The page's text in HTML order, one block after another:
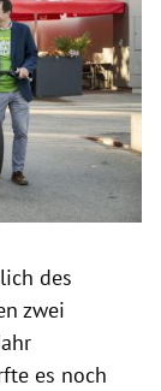
des
zwei
es noch